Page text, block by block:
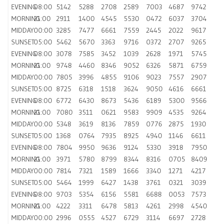
EVENING08:00 5142 5288 2708 2589 7003 4687
9742
MORNING21:00 2911 1400 4545 5530 0472 6037
3704
MIDDAY00:00 3285 7477 6661 7559 2445 2022
9617
SUNSET05:00 5462 5670 3363 9716 0372 2707
9265
EVENING08:00 3078 7585 3452 1039 2628 1971
5745
MORNING21:00 9748 4460 8346 9052 6326 5871
6759
MIDDAY00:00 7805 3996 4855 9106 9023 7557
2907
SUNSET05:00 8725 6318 1518 3624 9050 4616
6661
EVENING08:00 6772 6430 8673 5436 6189 5300
9566
MORNING21:00 7080 3511 0621 9583 9909 4535
9264
MIDDAY00:00 5348 3619 8136 7859 0776 2875
1930
SUNSET05:00 1368 0764 7935 8925 4940 1146
6611
EVENING08:00 7804 9950 9636 9124 5330 3918
7950
MORNING21:00 3971 5780 8799 8344 8316 0705
8409
MIDDAY00:00 7814 7321 1589 1666 3340 1271
4217
SUNSET05:00 5464 1999 6427 1438 3761 0321
3039
EVENING08:00 9703 5354 6156 5581 6688 0053
7573
MORNING21:00 4222 3311 6478 5813 4261 2998
4540
MIDDAY00:00 2996 0555 4527 6729 3114 6697
2728